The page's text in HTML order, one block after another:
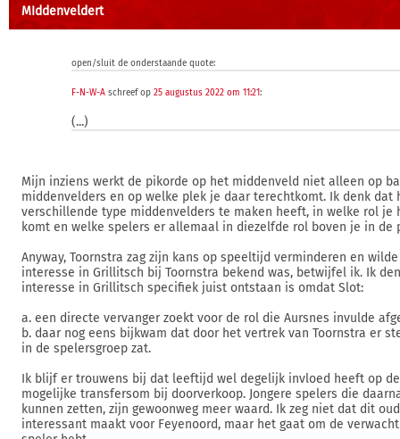
MIddenveldert
open/sluit de onderstaande quote:
F-N-W-A schreef op 25 augustus 2022 om 11:21:
(...)
Mijn inziens werkt de pikorde op het middenveld niet alleen op
middenvelders en op welke plek je daar terechtkomt. Ik denk dat
verschillende type middenvelders te maken heeft, in welke rol je
komt en welke spelers er allemaal in diezelfde rol boven je in de
Anyway, Toornstra zag zijn kans op speeltijd verminderen en
interesse in Grillitsch bij Toornstra bekend was, betwijfel ik. Ik
interesse in Grillitsch specifiek juist ontstaan is omdat Slot:
a. een directe vervanger zoekt voor de rol die Aursnes invulde
b. daar nog eens bijkwam dat door het vertrek van Toornstra er
in de spelersgroep zat.
Ik blijf er trouwens bij dat leeftijd wel degelijk invloed heeft op
mogelijke transfersom bij doorverkoop. Jongere spelers die
kunnen zetten, zijn gewoonweg meer waard. Ik zeg niet dat dit
interessant maakt voor Feyenoord, maar het gaat om de